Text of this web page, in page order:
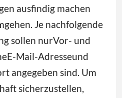
ausfindig machen
Je nachfolgende
sollen nurVor- und
Mail-Adresseund
angegeben sind. Um
sicherzustellen,